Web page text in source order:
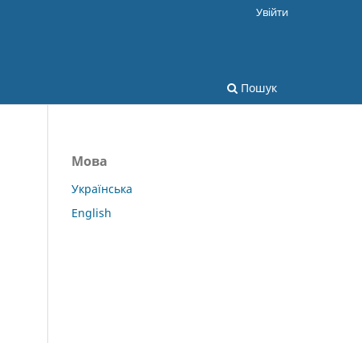
Пошук
Увійти
Мова
Українська
English